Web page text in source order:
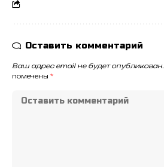
Оставить комментарий
Ваш адрес email не будет опубликован.
помечены *